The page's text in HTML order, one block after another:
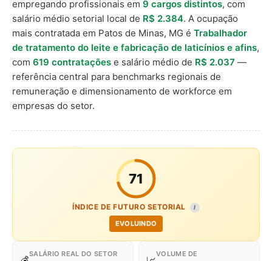
empregando profissionais em 9 cargos distintos, com
salário médio setorial local de R$ 2.384. A ocupação
mais contratada em Patos de Minas, MG é Trabalhador
de tratamento do leite e fabricação de laticínios e afins,
com 619 contratações e salário médio de R$ 2.037 —
referência central para benchmarks regionais de
remuneração e dimensionamento de workforce em
empresas do setor.
71
ÍNDICE DE FUTURO SETORIAL I
EVOLUINDO
SALÁRIO REAL DO SETOR VOLUME DE